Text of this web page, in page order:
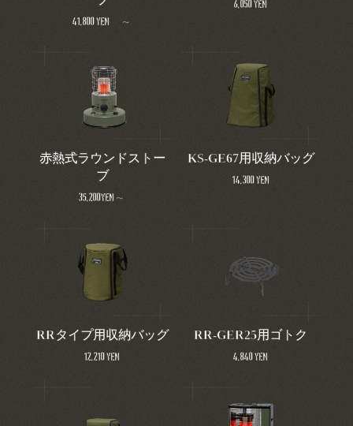
41,800 yen ～
6,050 yen
赤熱式ラウンドストー
ブ
35,200yen～
KS-GE67用収納バッグ
14,300 yen
RRタイプ用収納バッグ
12,210 yen
RR-GER25用ゴトク
4,840 yen